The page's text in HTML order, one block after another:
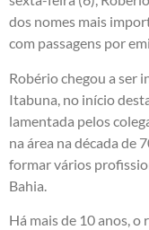
dos nomes mais
com passagens por
Robério chegou a ser
Itabuna, no início
lamentada pelos
na área na década de
formar vários
Bahia.
Há mais de 10 anos,